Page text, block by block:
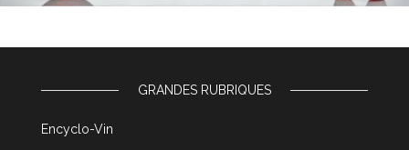
GRANDES RUBRIQUES
Encyclo-Vin